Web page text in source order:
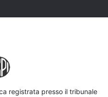
registrata presso il tribunale